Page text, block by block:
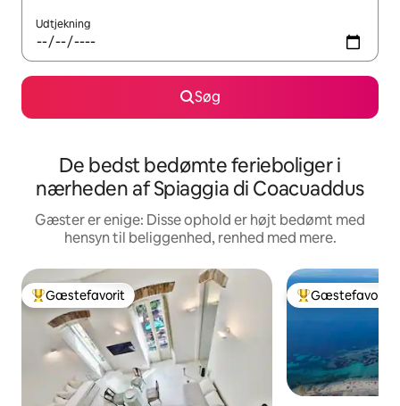
Udtjekning
Søg
De bedst bedømte ferieboliger i
nærheden af Spiaggia di Coacuaddus
Gæster er enige: Disse ophold er højt bedømt med
hensyn til beliggenhed, renhed med mere.
Bedste gæstefavorit
Gæstefavorit Bedste
Gæstefavorit